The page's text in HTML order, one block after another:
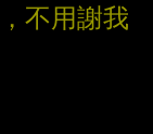
不用謝我